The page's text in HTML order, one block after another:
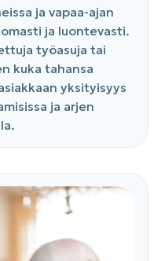
ja vapaa-ajan
ja luontevasti.
työasuja tai
kuka tahansa
yksityisyys
ja arjen